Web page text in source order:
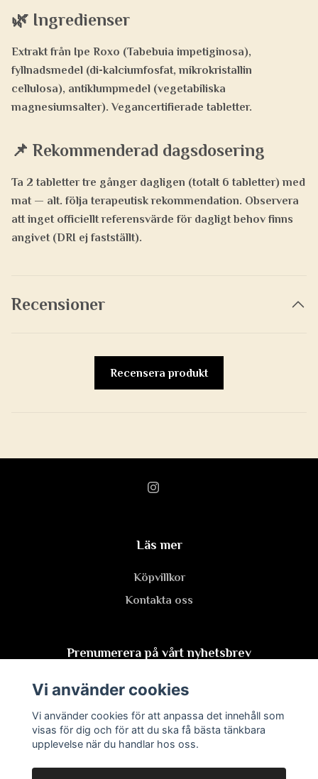
🌿 Ingredienser
Extrakt från Ipe Roxo (Tabebuia impetiginosa),
fyllnadsmedel (di-kalciumfosfat, mikrokristallin
cellulosa), antiklumpmedel (vegetabiliska
magnesiumsalter). Vegancertifierade tabletter.
📌 Rekommenderad dagsdosering
Ta 2 tabletter tre gånger dagligen (totalt 6 tabletter) med
mat — alt. följa terapeutisk rekommendation. Observera
att inget officiellt referensvärde för dagligt behov finns
angivet (DRI ej fastställt).
Recensioner
Recensera produkt
Läs mer
Köpvillkor
Kontakta oss
Prenumerera på vårt nyhetsbrev
Vi använder cookies
Vi använder cookies för att anpassa det innehåll som
visas för dig och för att du ska få bästa tänkbara
upplevelse när du handlar hos oss.